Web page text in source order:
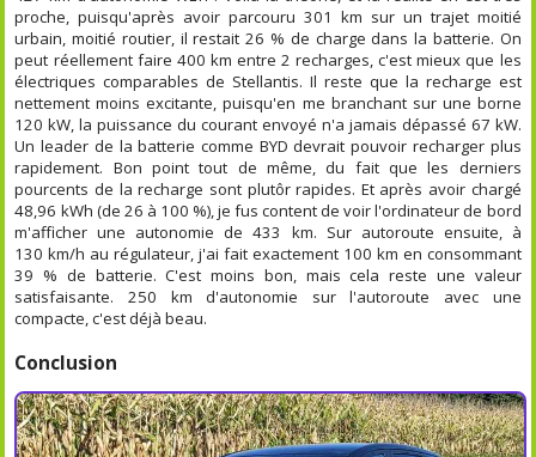
proche, puisqu'après avoir parcouru 301 km sur un trajet moitié
urbain, moitié routier, il restait 26 % de charge dans la batterie. On
peut réellement faire 400 km entre 2 recharges, c'est mieux que les
électriques comparables de Stellantis. Il reste que la recharge est
nettement moins excitante, puisqu'en me branchant sur une borne
120 kW, la puissance du courant envoyé n'a jamais dépassé 67 kW.
Un leader de la batterie comme BYD devrait pouvoir recharger plus
rapidement. Bon point tout de même, du fait que les derniers
pourcents de la recharge sont plutôr rapides. Et après avoir chargé
48,96 kWh (de 26 à 100 %), je fus content de voir l'ordinateur de bord
m'afficher une autonomie de 433 km. Sur autoroute ensuite, à
130 km/h au régulateur, j'ai fait exactement 100 km en consommant
39 % de batterie. C'est moins bon, mais cela reste une valeur
satisfaisante. 250 km d'autonomie sur l'autoroute avec une
compacte, c'est déjà beau.
Conclusion